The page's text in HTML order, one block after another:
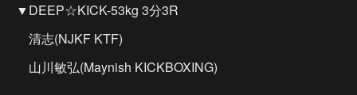
▼DEEP☆KICK-53kg 3分3R
清志(NJKF KTF)
山川敏弘(Maynish KICKBOXING)